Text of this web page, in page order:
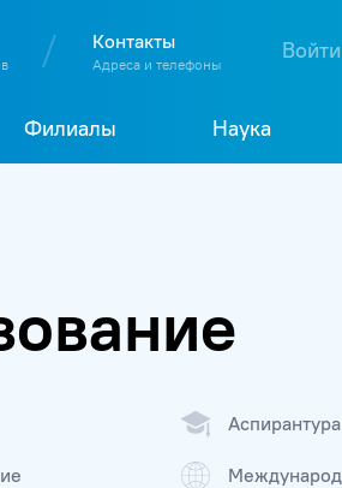
Т
Контакты
Адреса и телефоны
Войти
Филиалы Наука
Аспирантура